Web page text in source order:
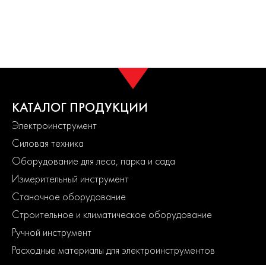
КАТАЛОГ ПРОДУКЦИИ
Электроинструмент
Силовая техника
Оборудование для леса, парка и сада
Измерительный инструмент
Станочное оборудование
Строительное и климатическое оборудование
Ручной инструмент
Расходные материалы для электроинструментов